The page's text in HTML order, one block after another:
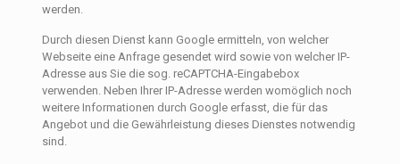
werden.
Durch diesen Dienst kann Google ermitteln, von welcher
Webseite eine Anfrage gesendet wird sowie von welcher IP-
Adresse aus Sie die sog. reCAPTCHA-Eingabebox
verwenden. Neben Ihrer IP-Adresse werden womöglich noch
weitere Informationen durch Google erfasst, die für das
Angebot und die Gewährleistung dieses Dienstes notwendig
sind.